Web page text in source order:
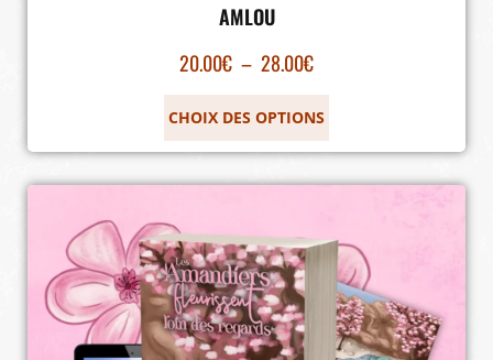
AMLOU
20.00€ – 28.00€
CHOIX DES OPTIONS